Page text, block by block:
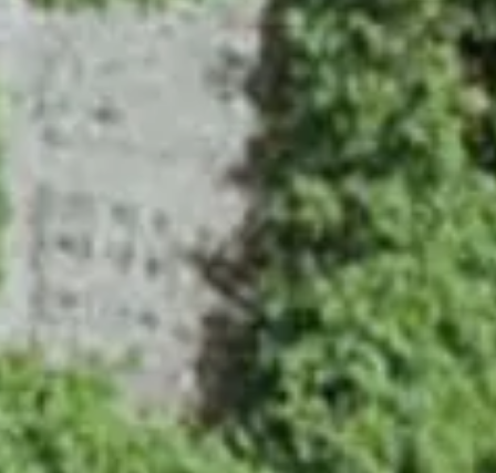
北海道札幌市中央区南7条西1丁目21番地1